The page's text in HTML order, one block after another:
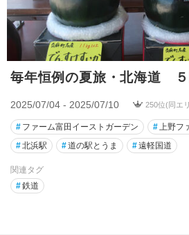
毎年恒例の夏旅・北海道
2025/07/04 - 2025/07/10 250位(同エ
# ファーム富田イーストガーデン #上野フ
#北浜駅 #道の駅とうま #遠軽国道
関連タグ
#鉄道